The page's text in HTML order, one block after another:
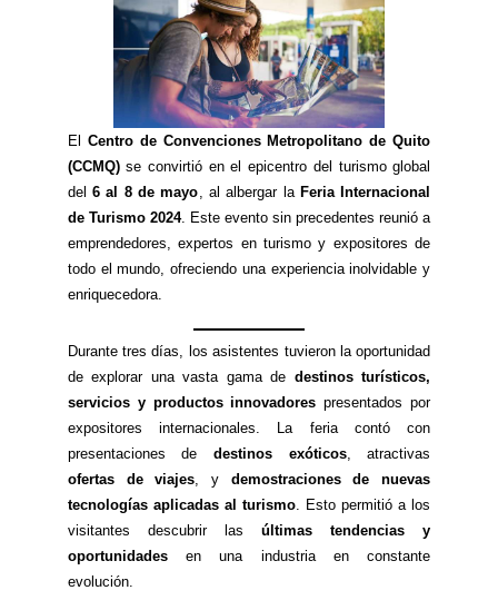
El Centro de Convenciones Metropolitano de Quito
(CCMQ)se convirtió en el epicentro del turismo global
del6 al 8 de mayo , al albergar la Feria Internacional
de Turismo 2024. Este evento sin precedentes reunió a
emprendedores, expertos en turismo y expositores de
todo el mundo, ofreciendo una experiencia inolvidable y
enriquecedora.
Durante tres días, los asistentes tuvieron la oportunidad
de explorar una vasta gama de destinos turísticos,
servicios y productos innovadores presentados por
expositores internacionales. La feria contó con
presentaciones de destinos exóticos, atractivas
ofertas de viajes , y demostraciones de nuevas
tecnologías aplicadas al turismo. Esto permitió a los
visitantes descubrir lasúltimas tendencias y
oportunidadesen una industria en constante
evolución.